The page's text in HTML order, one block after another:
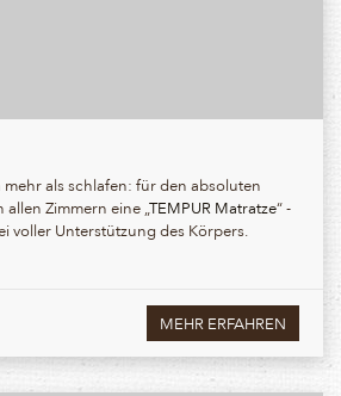
als schlafen: für den absoluten
Zimmern eine „TEMPUR Matratze“ -
voller Unterstützung des Körpers.
MEHR ERFAHREN